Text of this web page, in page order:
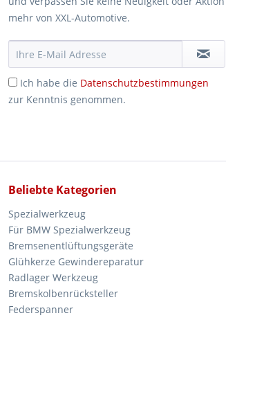
mehr von XXL-Automotive.
Ich habe die Datenschutzbestimmungen
zur Kenntnis genommen.
Beliebte Kategorien
Spezialwerkzeug
Für BMW Spezialwerkzeug
Bremsenentlüftungsgeräte
Glühkerze Gewindereparatur
Radlager Werkzeug
Bremskolbenrücksteller
Federspanner